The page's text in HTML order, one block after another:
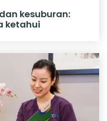
kesuburan:
ketahui